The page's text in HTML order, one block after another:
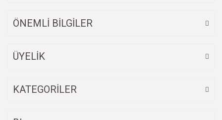
ÖNEMLİ BİLGİLER
ÜYELİK
KATEGORİLER